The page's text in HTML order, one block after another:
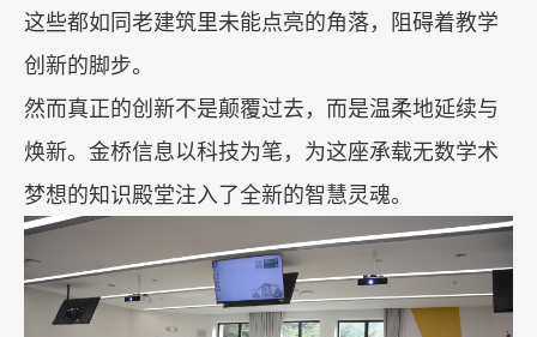
这些都如同老建筑里未能点亮的角落，阻碍着教学
创新的脚步。
然而真正的创新不是颠覆过去，而是温柔地延续与
焕新。金桥信息以科技为笔，为这座承载无数学术
梦想的知识殿堂注入了全新的智慧灵魂。